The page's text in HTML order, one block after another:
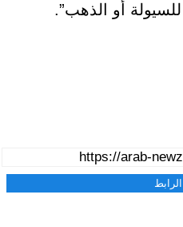
للسيولة أو الذهب”.